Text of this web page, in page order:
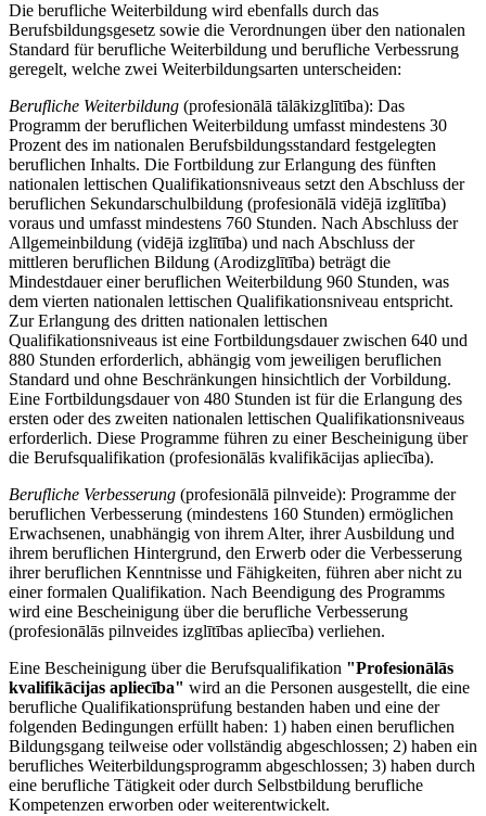
Die berufliche Weiterbildung wird ebenfalls durch das
Berufsbildungsgesetz sowie die Verordnungen über den nationalen
Standard für berufliche Weiterbildung und berufliche Verbessrung
geregelt, welche zwei Weiterbildungsarten unterscheiden:
Berufliche Weiterbildung (profesionālā tālākizglītība): Das
Programm der beruflichen Weiterbildung umfasst mindestens 30
Prozent des im nationalen Berufsbildungsstandard festgelegten
beruflichen Inhalts. Die Fortbildung zur Erlangung des fünften
nationalen lettischen Qualifikationsniveaus setzt den Abschluss der
beruflichen Sekundarschulbildung (profesionālā vidējā izglītība)
voraus und umfasst mindestens 760 Stunden. Nach Abschluss der
Allgemeinbildung (vidējā izglītība) und nach Abschluss der
mittleren beruflichen Bildung (Arodizglītība) beträgt die
Mindestdauer einer beruflichen Weiterbildung 960 Stunden, was
dem vierten nationalen lettischen Qualifikationsniveau entspricht.
Zur Erlangung des dritten nationalen lettischen
Qualifikationsniveaus ist eine Fortbildungsdauer zwischen 640 und
880 Stunden erforderlich, abhängig vom jeweiligen beruflichen
Standard und ohne Beschränkungen hinsichtlich der Vorbildung.
Eine Fortbildungsdauer von 480 Stunden ist für die Erlangung des
ersten oder des zweiten nationalen lettischen Qualifikationsniveaus
erforderlich. Diese Programme führen zu einer Bescheinigung über
die Berufsqualifikation (profesionālās kvalifikācijas apliecība).
Berufliche Verbesserung (profesionālā pilnveide): Programme der
beruflichen Verbesserung (mindestens 160 Stunden) ermöglichen
Erwachsenen, unabhängig von ihrem Alter, ihrer Ausbildung und
ihrem beruflichen Hintergrund, den Erwerb oder die Verbesserung
ihrer beruflichen Kenntnisse und Fähigkeiten, führen aber nicht zu
einer formalen Qualifikation. Nach Beendigung des Programms
wird eine Bescheinigung über die berufliche Verbesserung
(profesionālās pilnveides izglītības apliecība) verliehen.
Eine Bescheinigung über die Berufsqualifikation "Profesionālās
kvalifikācijas apliecība" wird an die Personen ausgestellt, die eine
berufliche Qualifikationsprüfung bestanden haben und eine der
folgenden Bedingungen erfüllt haben: 1) haben einen beruflichen
Bildungsgang teilweise oder vollständig abgeschlossen; 2) haben ein
berufliches Weiterbildungsprogramm abgeschlossen; 3) haben durch
eine berufliche Tätigkeit oder durch Selbstbildung berufliche
Kompetenzen erworben oder weiterentwickelt.